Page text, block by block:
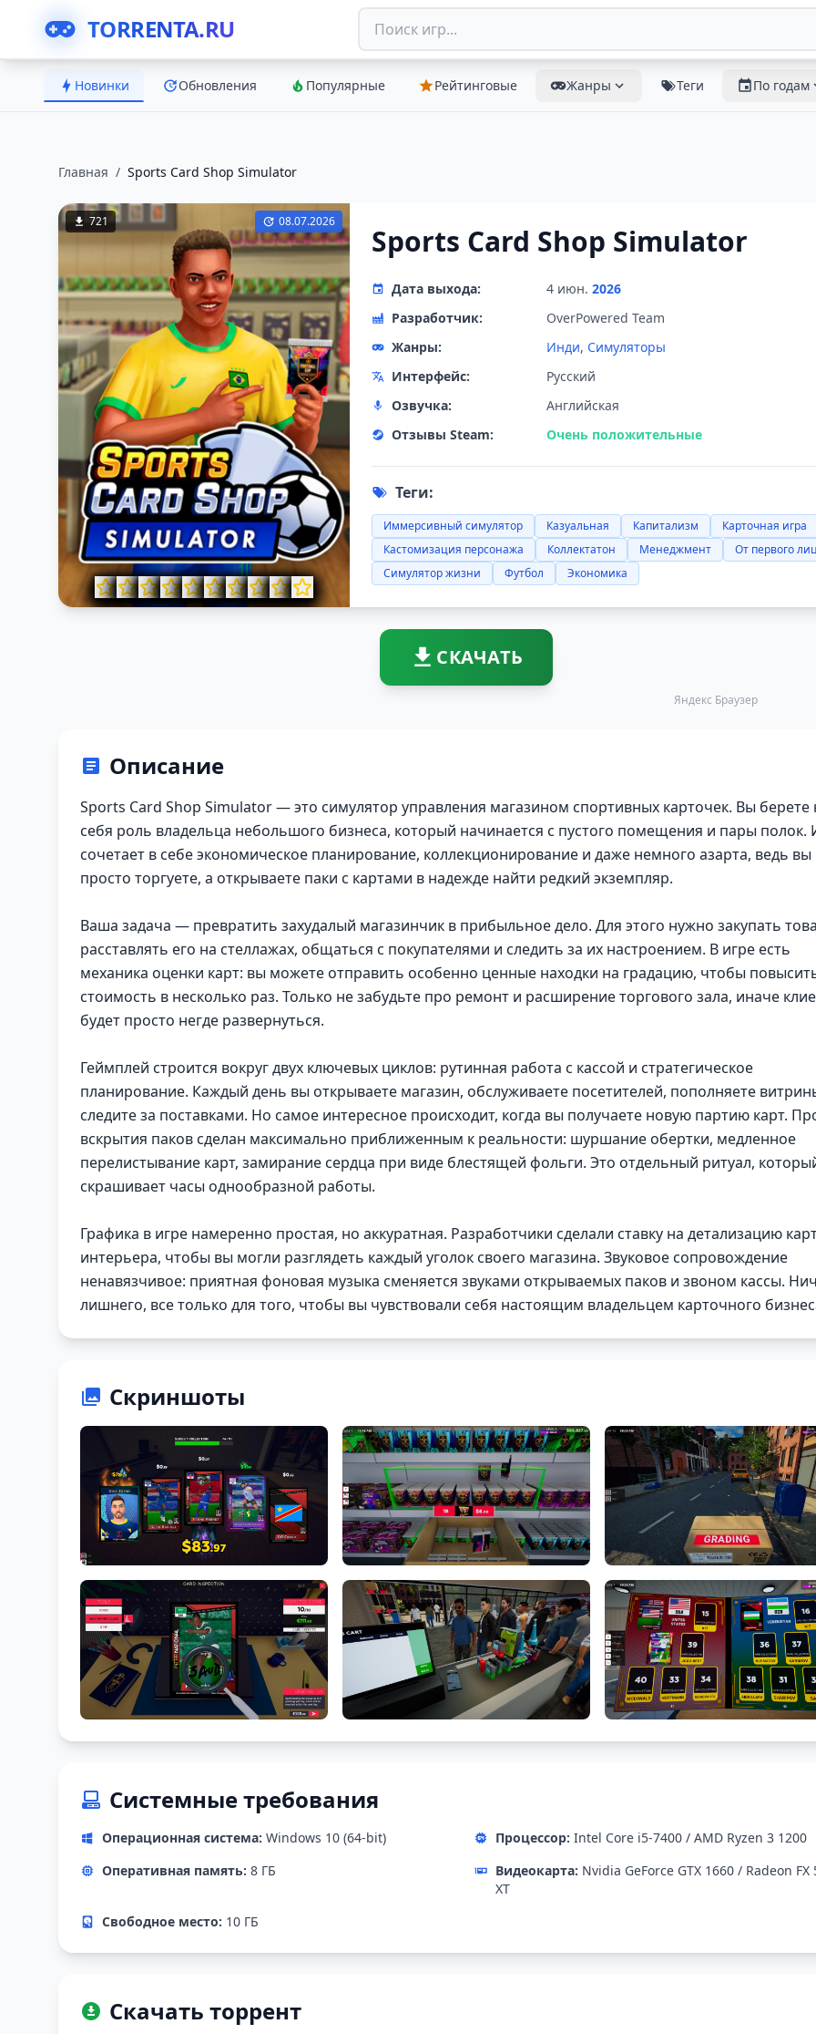
TORRENTA.RU
Новинки Обновления Популярные Рейтинговые Жанры Теги По годам
Главная / Sports Card Shop Simulator
721 08.07.2026
Sports Card Shop Simulator
Дата выхода: 4 июн. 2026
Разработчик:
OverPowered Team
Жанры:
Инди, Симуляторы
Интерфейс:
Русский
Озвучка:
Английская
Отзывы Steam:
Очень положительные
Теги:
Иммерсивный симулятор Казуальная Капитализм
Карточная игра
Кастомизация персонажа
Коллектатон Менеджмент
От первого
Симулятор жизни
Футбол Экономика
СКАЧАТЬ
Яндекс Браузер
Описание
Sports Card Shop Simulator — это симулятор управления магазином спортивных карточек. Вы берете
себя роль владельца небольшого бизнеса, который начинается с пустого помещения и пары полок.
сочетает в себе экономическое планирование, коллекционирование и даже немного азарта, ведь вы
просто торгуете, а открываете паки с картами в надежде найти редкий экземпляр.
Ваша задача — превратить захудалый магазинчик в прибыльное дело. Для этого нужно закупать
расставлять его на стеллажах, общаться с покупателями и следить за их настроением. В игре есть
механика оценки карт: вы можете отправить особенно ценные находки на градацию, чтобы
стоимость в несколько раз. Только не забудьте про ремонт и расширение торгового зала, иначе
будет просто негде развернуться.
Геймплей строится вокруг двух ключевых циклов: рутинная работа с кассой и стратегическое
планирование. Каждый день вы открываете магазин, обслуживаете посетителей, пополняете
следите за поставками. Но самое интересное происходит, когда вы получаете новую партию карт.
вскрытия паков сделан максимально приближенным к реальности: шуршание обертки, медленное
перелистывание карт, замирание сердца при виде блестящей фольги. Это отдельный ритуал,
скрашивает часы однообразной работы.
Графика в игре намеренно простая, но аккуратная. Разработчики сделали ставку на детализацию
интерьера, чтобы вы могли разглядеть каждый уголок своего магазина. Звуковое сопровождение
ненавязчивое: приятная фоновая музыка сменяется звуками открываемых паков и звоном кассы.
лишнего, все только для того, чтобы вы чувствовали себя настоящим владельцем карточного
Скриншоты
Системные требования
Операционная система: Windows 10 (64-bit) Процессор: Intel Core i5-7400 / AMD Ryzen 3 1200
Оперативная память: 8 ГБ Видеокарта: Nvidia GeForce GTX 1660 / Radeon FX
XT
Свободное место: 10 ГБ
Скачать торрент